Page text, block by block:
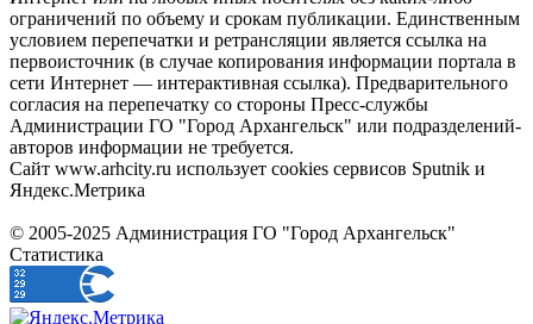
ограничений по объему и срокам публикации. Единственным
условием перепечатки и ретрансляции является ссылка на
первоисточник (в случае копирования информации портала в
сети Интернет — интерактивная ссылка). Предварительного
согласия на перепечатку со стороны Пресс-службы
Администрации ГО "Город Архангельск" или подразделений-
авторов информации не требуется.
Сайт www.arhcity.ru использует cookies сервисов Sputnik и
Яндекс.Метрика
© 2005-2025 Администрация ГО "Город Архангельск"
Статистика